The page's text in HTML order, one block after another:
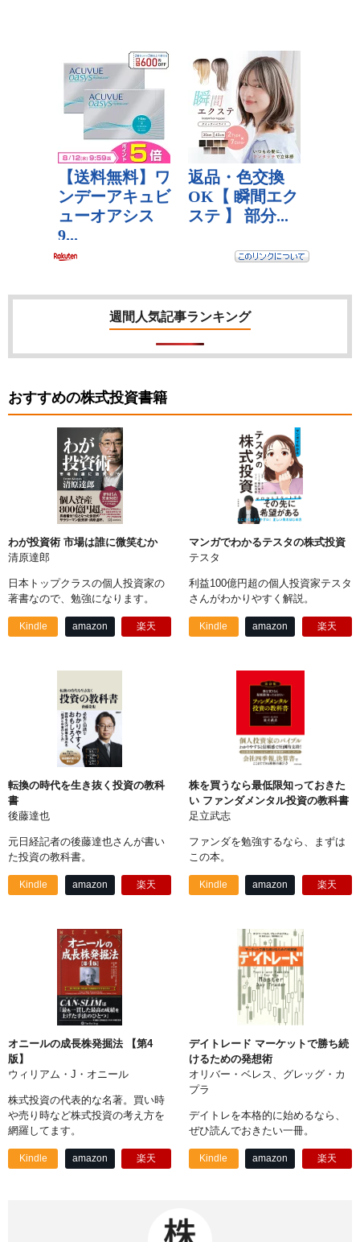
週間人気記事ランキング
おすすめの株式投資書籍
わが投資術 市場は誰に微笑むか
清原達郎
日本トップクラスの個人投資家の
著書なので、勉強になります。
Kindle amazon 楽天
マンガでわかるテスタの株式投資
テスタ
利益100億円超の個人投資家テスタ
さんがわかりやすく解説。
Kindle amazon 楽天
転換の時代を生き抜く投資の教科
書
後藤達也
元日経記者の後藤達也さんが書い
た投資の教科書。
Kindle amazon 楽天
株を買うなら最低限知っておきた
い ファンダメンタル投資の教科書
足立武志
ファンダを勉強するなら、まずは
この本。
Kindle amazon 楽天
オニールの成長株発掘法 【第4
版】
ウィリアム・J・オニール
株式投資の代表的な名著。買い時
や売り時など株式投資の考え方を
網羅してます。
Kindle amazon 楽天
デイトレード マーケットで勝ち続
けるための発想術
オリバー・ベレス、グレッグ・カ
プラ
デイトレを本格的に始めるなら、
ぜひ読んでおきたい一冊。
Kindle amazon 楽天